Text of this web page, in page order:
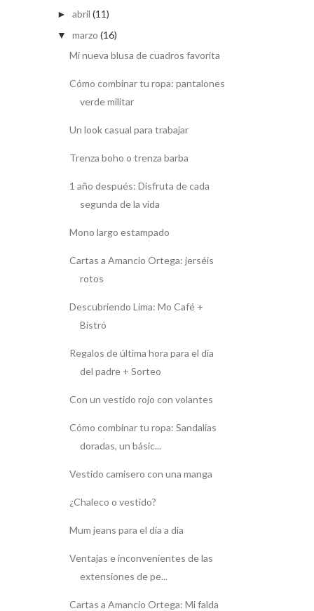
► abril (11)
▼ marzo (16)
Mi nueva blusa de cuadros favorita
Cómo combinar tu ropa: pantalones
verde militar
Un look casual para trabajar
Trenza boho o trenza barba
1 año después: Disfruta de cada
segunda de la vida
Mono largo estampado
Cartas a Amancio Ortega: jerséis
rotos
Descubriendo Lima: Mo Café +
Bistró
Regalos de última hora para el día
del padre + Sorteo
Con un vestido rojo con volantes
Cómo combinar tu ropa: Sandalias
doradas, un básic...
Vestido camisero con una manga
¿Chaleco o vestido?
Mum jeans para el día a día
Ventajas e inconvenientes de las
extensiones de pe...
Cartas a Amancio Ortega: Mi falda